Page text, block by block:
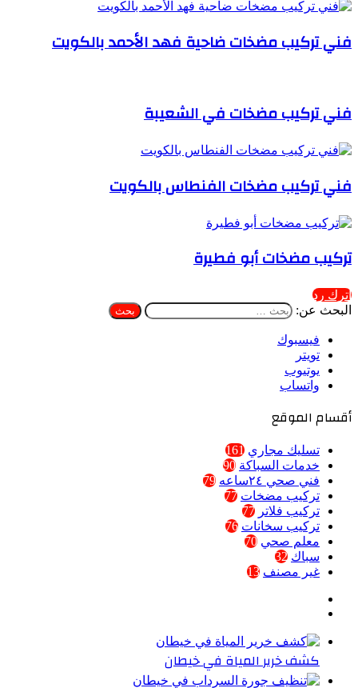
فني تركيب مضخات ضاحية فهد الأحمد بالكويت
فني تركيب مضخات في الشعيبة
فني تركيب مضخات الفنطاس بالكويت
تركيب مضخات أبو فطيرة
اترك رد
البحث عن:
فيسبوك
تويتر
يوتيوب
واتساب
أقسام الموقع
تسليك مجاري 161
خدمات السباكة 90
فني صحي ٢٤ساعه
79
تركيب مضخات 77
تركيب فلاتر 77
تركيب سخانات 76
معلم صحي 70
سباك 32
غير مصنف 13
كشف خرير المياة في خيطان